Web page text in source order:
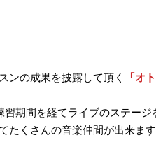
ンの成果を披露して頂く
「オ
期間を経てライブのステージ
たくさんの音楽仲間が出来ます